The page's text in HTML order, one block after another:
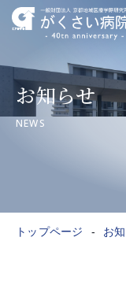
お知らせ
NEWS
トップページ お